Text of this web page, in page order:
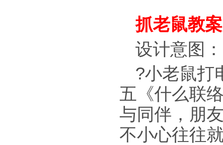
抓老鼠教
设计意图：
?小老鼠打
五《什么联
与同伴，朋
不小心往往